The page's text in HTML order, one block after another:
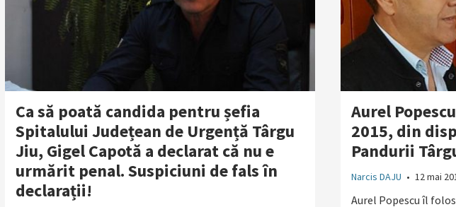
Ca să poată candida pentru șefia
Spitalului Județean de Urgență Târgu
Jiu, Gigel Capotă a declarat că nu e
urmărit penal. Suspiciuni de fals în
declarații!
Aurel
2015, din
Pandurii
Narcis DAJU • 12 mai
Aurel Popescu îl